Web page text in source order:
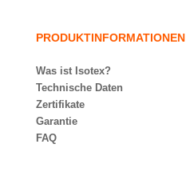
PRODUKTINFORMATIONEN
Was ist Isotex?
Technische Daten
Zertifikate
Garantie
FAQ